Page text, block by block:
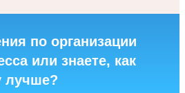
по организации
или знаете, как
лучше?